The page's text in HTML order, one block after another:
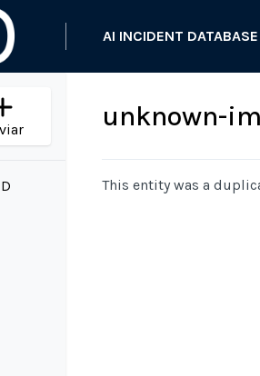
AI INCIDENT DATABASE
unknown-
This entity was a